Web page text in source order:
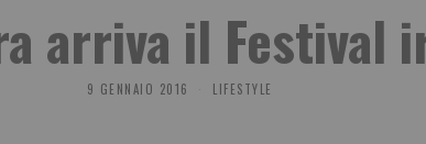
arriva il Festival
9 GENNAIO 2016 LIFESTYLE